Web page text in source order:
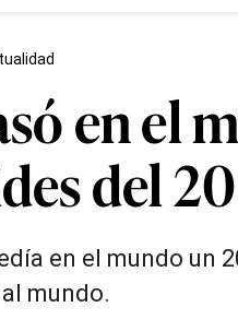
en el
del
en el mundo un
mundo.